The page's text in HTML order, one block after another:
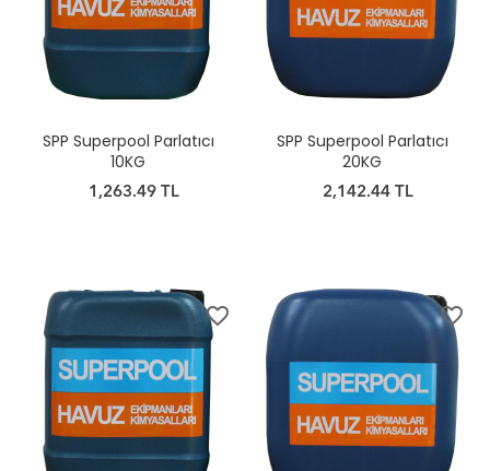
SPP Superpool Parlatıcı
10KG
1,263.49 TL
SPP Superpool Parlatıcı
20KG
2,142.44 TL
favorite_border favorite_border